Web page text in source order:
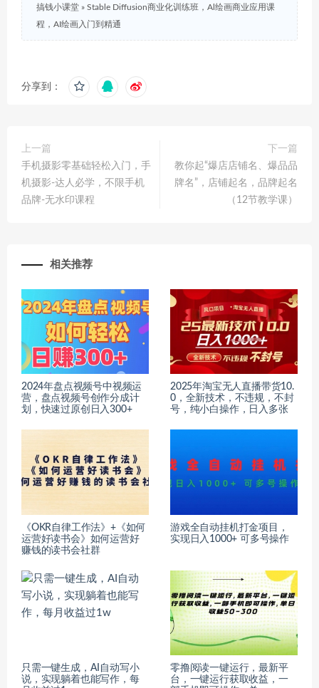
搞钱小课堂 » Stable Diffusion商业化训练班，Al绘画商业应用课
程，AI绘画入门到精通
分享到：
上一篇
手机摄影零基础轻松入门，手
机摄影-达人必学，不限手机
品牌-无水印课程
下一篇
教你起“爆店店铺名、爆品品
牌名”，店铺起名，品牌起名
（12节教学课）
相关推荐
2024年盘点视频号中视频运
营，盘点视频号创作分成计
划，快速过原创日入300+
2025年淘宝无人直播带货10.
0，全新技术，不违规，不封
号，纯小白操作，日入多张
《OKR自律工作法》+《如何
运营好读书会》如何运营好
赚钱的读书会社群
游戏全自动挂机打金项目，
实现日入1000+ 可多号操作
只需一键生成，AI自动写小
说，实现躺着也能写作，每
零撸阅读一键运行，最新平
台，一键运行获取收益，一